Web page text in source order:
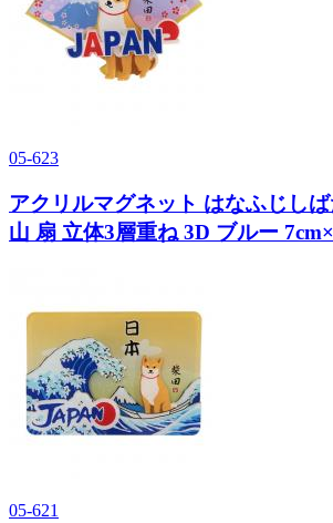
05-623
アクリルマグネット はなふじし
山 扇 立体3層重ね 3D ブルー
05-621